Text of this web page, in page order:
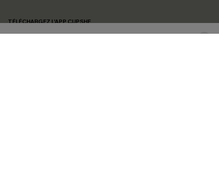
TÉLÉCHARGEZ L’APP CUPSHE